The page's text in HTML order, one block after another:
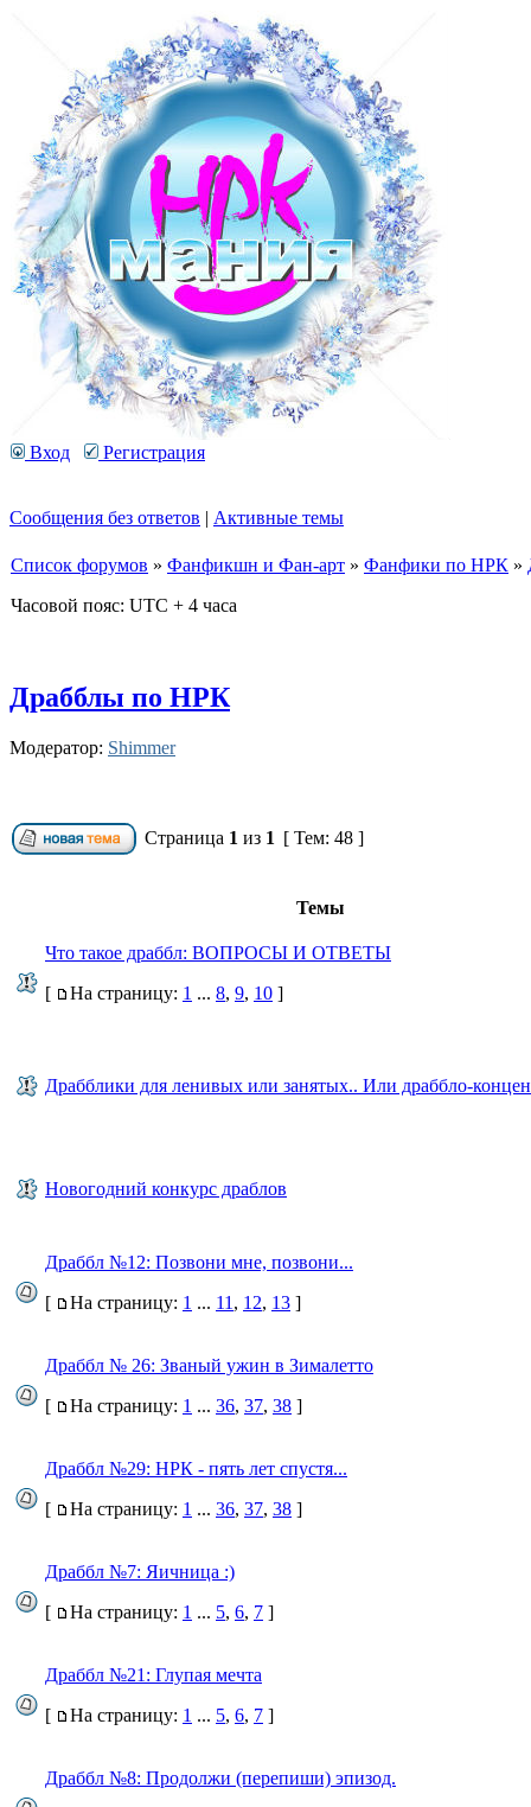
Вход Регистрация
Сообщения без ответов | Активные темы
Список форумов » Фанфикшн и Фан-арт » Фанфики по НРК »
Часовой пояс: UTC + 4 часа
Драбблы по НРК
Модератор: Shimmer
Страница 1 из 1 [ Тем: 48 ]
Темы
Что такое драббл: ВОПРОСЫ И ОТВЕТЫ
[
На страницу: 1 ... 8, 9, 10 ]
Драбблики для ленивых или занятых.. Или драббло-
Новогодний конкурс драблов
Драббл №12: Позвони мне, позвони...
[
На страницу: 1 ... 11 , 12, 13 ]
Драббл № 26: Званый ужин в Зималетто
[
На страницу: 1 ... 36, 37, 38 ]
Драббл №29: НРК - пять лет спустя...
[
На страницу: 1 ... 36, 37, 38 ]
Драббл №7: Яичница :)
[
На страницу: 1 ... 5, 6, 7 ]
Драббл №21: Глупая мечта
[
На страницу: 1 ... 5, 6, 7 ]
Драббл №8: Продолжи (перепиши) эпизод.